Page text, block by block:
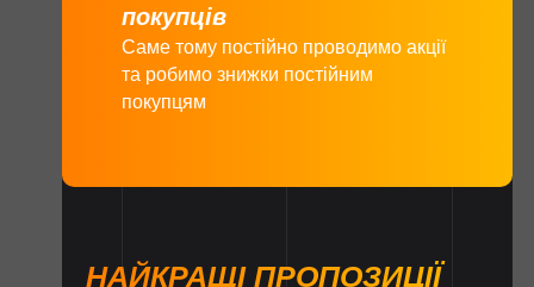
покупців
Саме тому постійно проводимо акції
та робимо знижки постійним
покупцям
НАЙКРАЩІ ПРОПОЗИЦІЇ